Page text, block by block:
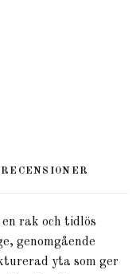
RECENSIONER
rak och tidlös
genomgående
yta som ger